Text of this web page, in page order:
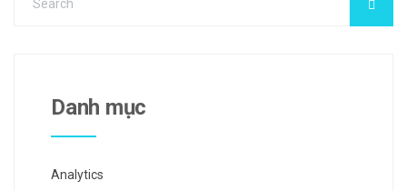
Danh mục
Analytics